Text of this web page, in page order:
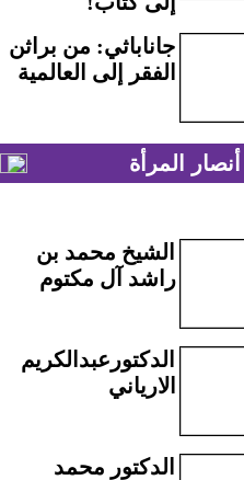
جاناباثي: من براثن
الفقر إلى العالمية
أنصار المرأة
الشيخ محمد بن
راشد آل مكتوم
الدكتورعبدالكريم
الارياني
الدكتور محمد